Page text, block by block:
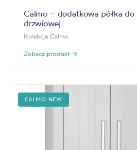
Calmo – dodatkowa półka
drzwiowej
Kolekcja Calmo
Zobacz produkt →
CALMO NEW